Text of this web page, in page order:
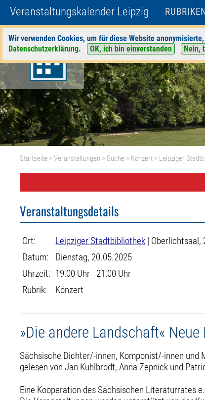
Veranstaltungskalender Leipzig
Wir verwenden Cookies, um für diese Website
Datenschutzerklärung. OK, ich bin einverstanden Nein,
Startseite >Veranstaltungen > Suche > Konzert > Leipziger
Veranstaltungsdetails
Ort: Leipziger Stadtbibliothek | Oberlichtsaal,
Datum:
Dienstag, 20.05.2025
Uhrzeit: 19:00 Uhr - 21:00 Uhr
Rubrik:
Konzert
»Die andere Landschaft«
Sächsische Dichter/-innen, Komponist/-innen
gelesen von Jan Kuhlbrodt, Anna Zepnick und
Eine Kooperation des Sächsischen Literaturrates